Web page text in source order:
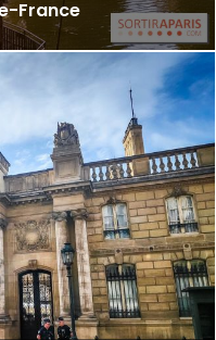
France